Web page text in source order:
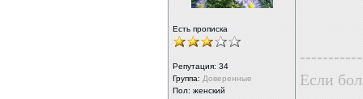
Есть прописка
Репутация: 34
Группа: Доверенные
Пол: женский
Если